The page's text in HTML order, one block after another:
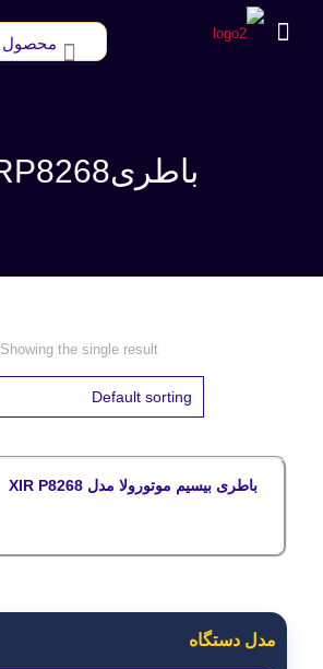
باطریXIRP8268
Showing the single result
باطری بیسیم موتورولا مدل XIR P8268
مدل دستگاه